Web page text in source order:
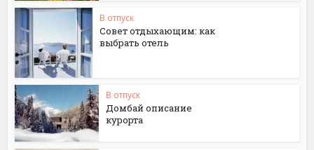
В отпуск
Совет отдыхающим: как
выбрать отель
В отпуск
Домбай описание
курорта